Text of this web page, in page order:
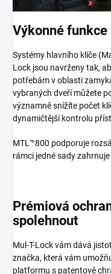
Výkonné
Systémy hlavního klíče
Lock jsou navrženy tak,
potřebám v oblasti
vybraných dveří můžete
významně snížíte počet
dynamičtější kontrolu
MTL™800 podporuje
rámci jedné sady
Prémiová
spolehnout
Mul-T-Lock vám dává
značka, která vám
platformu s patentově